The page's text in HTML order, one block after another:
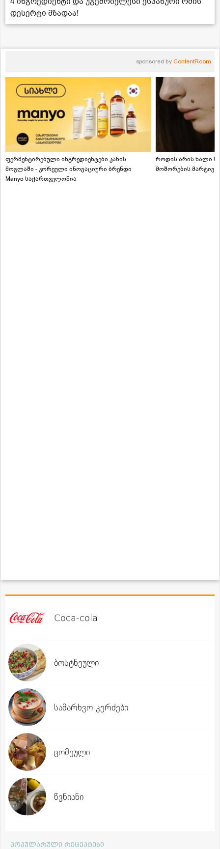
დესერტი მზადაა!
sponsored by ContentRoom
ფერმენტირებული ინგრედიენტები კანის
მოვლაში - კორეული ინოვაციური ბრენდი
Manyo საქართველოშია
როდის არის ხალი
მოშორების
Coca-cola
ბოსტნეული
სამარხვო კერძები
ცომეული
წვნიანი
პოპულარული რეცეპტები